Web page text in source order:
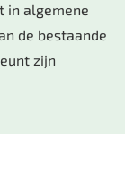
in algemene
de bestaande
zijn